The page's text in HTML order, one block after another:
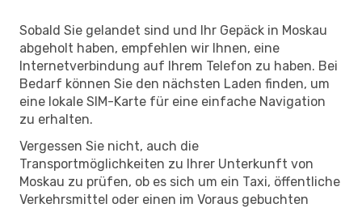
Sobald Sie gelandet sind und Ihr Gepäck in Moskau
abgeholt haben, empfehlen wir Ihnen, eine
Internetverbindung auf Ihrem Telefon zu haben. Bei
Bedarf können Sie den nächsten Laden finden, um
eine lokale SIM-Karte für eine einfache Navigation
zu erhalten.
Vergessen Sie nicht, auch die
Transportmöglichkeiten zu Ihrer Unterkunft von
Moskau zu prüfen, ob es sich um ein Taxi, öffentliche
Verkehrsmittel oder einen im Voraus gebuchten